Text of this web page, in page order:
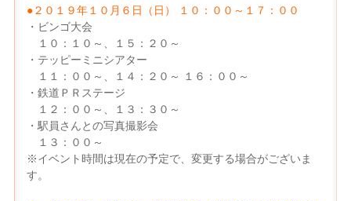
●２０１９年１０月６日（日） １０：００～１７：００
・ビンゴ大会
１０：１０～、１５：２０～
・テッピーミニシアター
１１：００～、１４：２０～ １６：００～
・鉄道ＰＲステージ
１２：００～、１３：３０～
・駅員さんとの写真撮影会
１３：００～
※イベント時間は現在の予定で、変更する場合がございま
す。